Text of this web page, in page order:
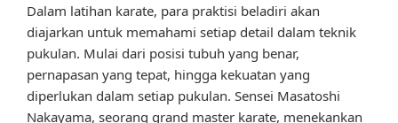
Dalam latihan karate, para praktisi beladiri akan
diajarkan untuk memahami setiap detail dalam teknik
pukulan. Mulai dari posisi tubuh yang benar,
pernapasan yang tepat, hingga kekuatan yang
diperlukan dalam setiap pukulan. Sensei Masatoshi
Nakayama, seorang grand master karate, menekankan